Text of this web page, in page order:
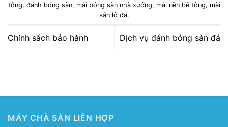
tông, đánh bóng sàn, mài bóng sàn nhà xưởng, mài nền bê tông, mài
sàn lộ đá.
Chính sách bảo hành Dịch vụ đánh bóng sàn đá
MÁY CHÀ SÀN LIÊN HỢP